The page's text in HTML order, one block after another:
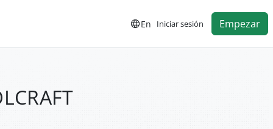
En Iniciar sesión Empezar